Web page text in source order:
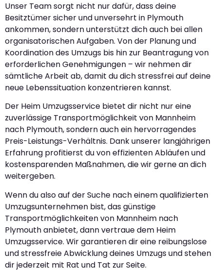
Unser Team sorgt nicht nur dafür, dass deine
Besitztümer sicher und unversehrt in Plymouth
ankommen, sondern unterstützt dich auch bei allen
organisatorischen Aufgaben. Von der Planung und
Koordination des Umzugs bis hin zur Beantragung von
erforderlichen Genehmigungen – wir nehmen dir
sämtliche Arbeit ab, damit du dich stressfrei auf deine
neue Lebenssituation konzentrieren kannst.
Der Heim Umzugsservice bietet dir nicht nur eine
zuverlässige Transportmöglichkeit von Mannheim
nach Plymouth, sondern auch ein hervorragendes
Preis-Leistungs-Verhältnis. Dank unserer langjährigen
Erfahrung profitierst du von effizienten Abläufen und
kostensparenden Maßnahmen, die wir gerne an dich
weitergeben.
Wenn du also auf der Suche nach einem qualifizierten
Umzugsunternehmen bist, das günstige
Transportmöglichkeiten von Mannheim nach
Plymouth anbietet, dann vertraue dem Heim
Umzugsservice. Wir garantieren dir eine reibungslose
und stressfreie Abwicklung deines Umzugs und stehen
dir jederzeit mit Rat und Tat zur Seite.